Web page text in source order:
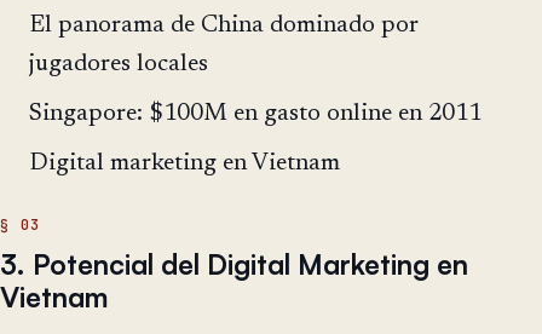
El panorama de China dominado por
jugadores locales
Singapore: $100M en gasto online en 2011
Digital marketing en Vietnam
3. Potencial del Digital Marketing en
Vietnam